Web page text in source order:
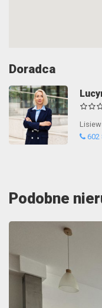
Doradca
602
Podobne